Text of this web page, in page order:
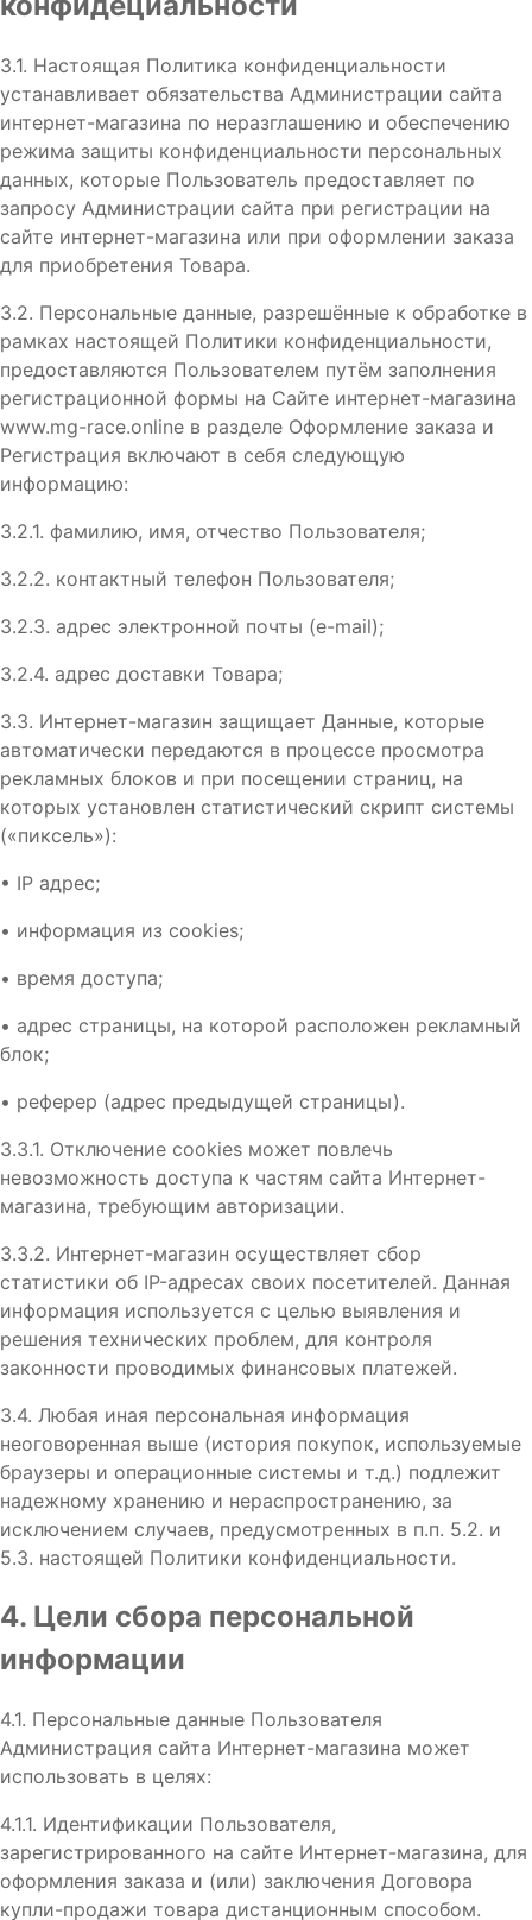
3.1. Настоящая Политика конфиденциальности
устанавливает обязательства Администрации сайта
интернет-магазина по неразглашению и обеспечению
режима защиты конфиденциальности персональных
данных, которые Пользователь предоставляет по
запросу Администрации сайта при регистрации на
сайте интернет-магазина или при оформлении заказа
для приобретения Товара.
3.2. Персональные данные, разрешённые к обработке в
рамках настоящей Политики конфиденциальности,
предоставляются Пользователем путём заполнения
регистрационной формы на Сайте интернет-магазина
www.mg-race.online в разделе Оформление заказа и
Регистрация включают в себя следующую
информацию:
3.2.1. фамилию, имя, отчество Пользователя;
3.2.2. контактный телефон Пользователя;
3.2.3. адрес электронной почты (e-mail);
3.2.4. адрес доставки Товара;
3.3. Интернет-магазин защищает Данные, которые
автоматически передаются в процессе просмотра
рекламных блоков и при посещении страниц, на
которых установлен статистический скрипт системы
(«пиксель»):
• IP адрес;
• информация из cookies;
• время доступа;
• адрес страницы, на которой расположен рекламный
блок;
• реферер (адрес предыдущей страницы).
3.3.1. Отключение cookies может повлечь
невозможность доступа к частям сайта Интернет-
магазина, требующим авторизации.
3.3.2. Интернет-магазин осуществляет сбор
статистики об IP-адресах своих посетителей. Данная
информация используется с целью выявления и
решения технических проблем, для контроля
законности проводимых финансовых платежей.
3.4. Любая иная персональная информация
неоговоренная выше (история покупок, используемые
браузеры и операционные системы и т.д.) подлежит
надежному хранению и нераспространению, за
исключением случаев, предусмотренных в п.п. 5.2. и
5.3. настоящей Политики конфиденциальности.
4. Цели сбора персональной
информации
4.1. Персональные данные Пользователя
Администрация сайта Интернет-магазина может
использовать в целях:
4.1.1. Идентификации Пользователя,
зарегистрированного на сайте Интернет-магазина, для
оформления заказа и (или) заключения Договора
купли-продажи товара дистанционным способом.